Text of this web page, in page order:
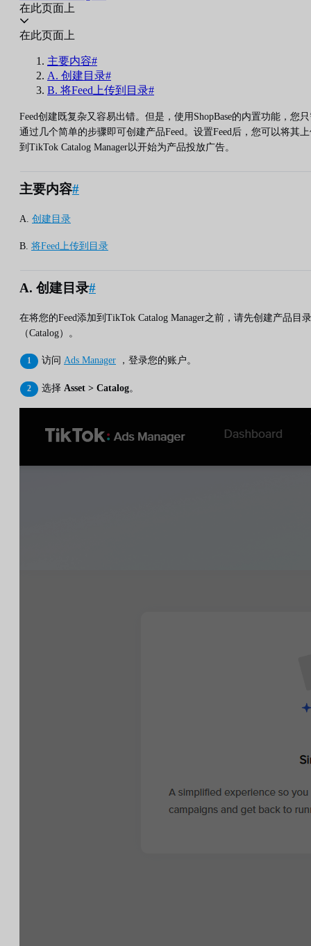
在此页面上
在此页面上
主要内容#
A. 创建目录#
B. 将Feed上传到目录#
Feed创建既复杂又容易出错。但是，使用ShopBase的内置功能，您
通过几个简单的步骤即可创建产品Feed。设置Feed后，您可以将其
到TikTok Catalog Manager以开始为产品投放广告。
主要内容#
A. 创建目录
B. 将Feed上传到目录
A. 创建目录#
在将您的Feed添加到TikTok Catalog Manager之前，请先创建产品目录
（Catalog）。
访问 Ads Manager ，登录您的账户。
选择 Asset > Catalog。